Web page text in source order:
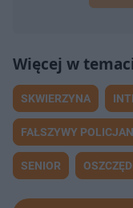
SKWIERZYNA
FAŁSZYWY
SENIOR